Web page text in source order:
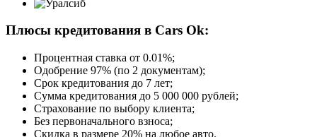
Плюсы кредитования в Cars Ok:
Процентная ставка от 0.01%;
Одобрение 97% (по 2 документам);
Срок кредитования до 7 лет;
Сумма кредитования до 5 000 000 рублей;
Страхование по выбору клиента;
Без первоначального взноса;
Скидка в размере 20% на любое авто.